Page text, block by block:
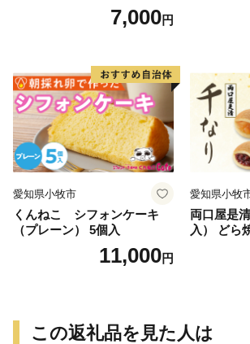
7,000円
愛知県小牧市
くんねこ シフォンケーキ
（プレーン） 5個入
11,000円
愛知県小牧
両口屋是
入） どら焼き どらやき 手土
産 お土産
豆 抹茶
この返礼品を見た人は